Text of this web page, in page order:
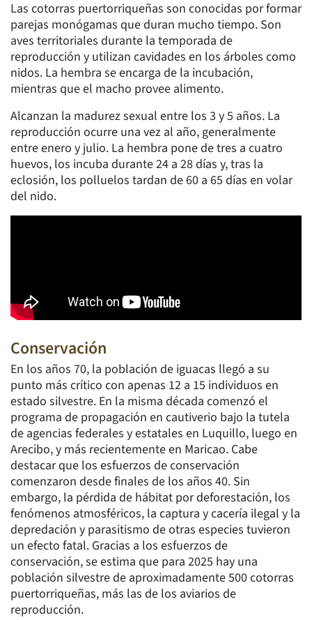
Las cotorras puertorriqueñas son conocidas por formar
parejas monógamas que duran mucho tiempo. Son
aves territoriales durante la temporada de
reproducción y utilizan cavidades en los árboles como
nidos. La hembra se encarga de la incubación,
mientras que el macho provee alimento.
Alcanzan la madurez sexual entre los 3 y 5 años. La
reproducción ocurre una vez al año, generalmente
entre enero y julio. La hembra pone de tres a cuatro
huevos, los incuba durante 24 a 28 días y, tras la
eclosión, los polluelos tardan de 60 a 65 días en volar
del nido.
Conservación
En los años 70, la población de iguacas llegó a su
punto más crítico con apenas 12 a 15 individuos en
estado silvestre. En la misma década comenzó el
programa de propagación en cautiverio bajo la tutela
de agencias federales y estatales en Luquillo, luego en
Arecibo, y más recientemente en Maricao. Cabe
destacar que los esfuerzos de conservación
comenzaron desde finales de los años 40. Sin
embargo, la pérdida de hábitat por deforestación, los
fenómenos atmosféricos, la captura y cacería ilegal y la
depredación y parasitismo de otras especies tuvieron
un efecto fatal. Gracias a los esfuerzos de
conservación, se estima que para 2025 hay una
población silvestre de aproximadamente 500 cotorras
puertorriqueñas, más las de los aviarios de
reproducción.